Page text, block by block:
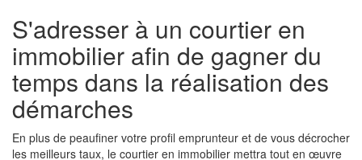
S'adresser à un courtier en
immobilier afin de gagner du
temps dans la réalisation des
démarches
En plus de peaufiner votre profil emprunteur et de vous décrocher
les meilleurs taux, le courtier en immobilier mettra tout en œuvre